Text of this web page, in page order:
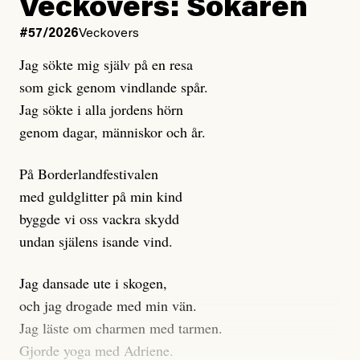
Kuhn och Sassarinis-McGowan hävdar att
Dagens ETC arbetar med ”opålitliga källor” för att
klickbete är inte intressant för Dagens ETC.
Journalistiken är låst. En klatschig men korrekt rubrik
gör förhoppningsvis att en nyfiken beställer
prenumeration, men den avslutas sekunder senare om
dessa granskningar på olika källor, alltifrån domar till
en mängd intervjupersoner, inklusive generös
möjlighet att bemöta för såväl personen vars motiv att
engagera sig i Palestinarörelsen ifrågasätts som de
grupper där Säpo-resursen samlade in uppgifter.
Researchen är grundlig.
Möjligen är det egentligen inte journalistikens metod
Veckovers: Sökaren
#57/2026Veckovers
Jag sökte mig själv på en resa
som gick genom vindlande spår.
Jag sökte i alla jordens hörn
genom dagar, människor och år.
På Borderlandfestivalen
med guldglitter på min kind
byggde vi oss vackra skydd
undan själens isande vind.
Jag dansade ute i skogen,
och jag drogade med min vän.
Jag läste om charmen med tarmen.
Gjorde yoga med Adriene.